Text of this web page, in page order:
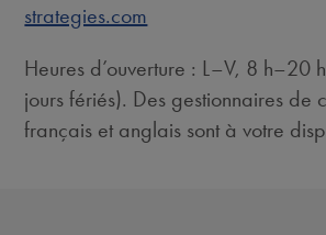
strategies.com
Heures d’ouverture : L–V, 8 h–20
jours fériés). Des gestionnaires de
français et anglais sont à votre